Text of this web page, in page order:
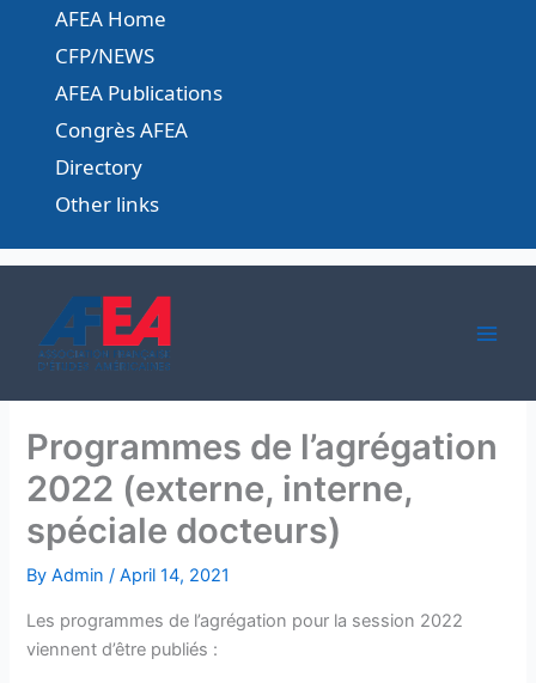
content
AFEA Home
CFP/NEWS
AFEA Publications
Congrès AFEA
Directory
Other links
Programmes de l’agrégation
2022 (externe, interne,
spéciale docteurs)
ByAdmin/April 14, 2021
Les programmes de l’agrégation pour la session 2022
viennent d’être publiés :